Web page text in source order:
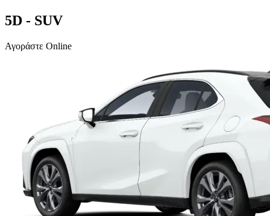
5D - SUV
Αγοράστε Online